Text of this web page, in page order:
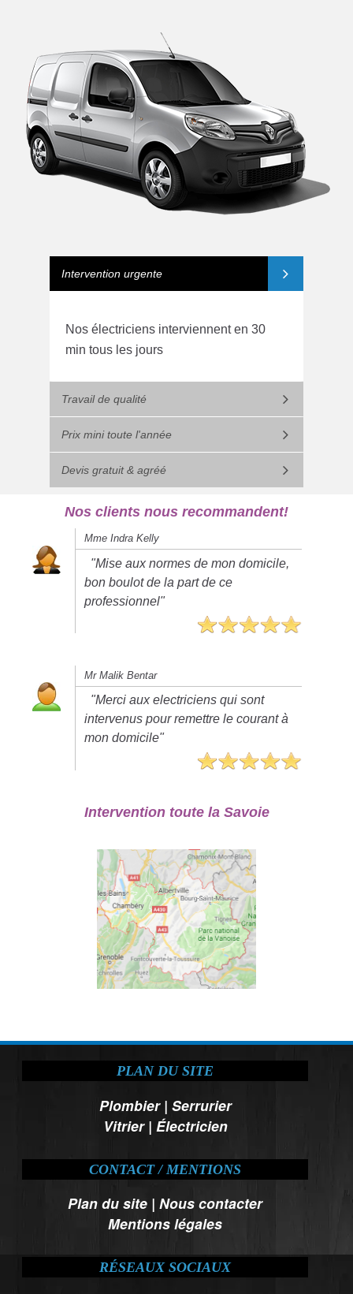
Intervention urgente
Nos électriciens interviennent en 30
min tous les jours
Travail de qualité
Prix mini toute l'année
Devis gratuit & agréé
Nos clients nous recommandent!
Mme Indra Kelly
"Mise aux normes de mon domicile,
bon boulot de la part de ce
professionnel"
Mr Malik Bentar
"Merci aux electriciens qui sont
intervenus pour remettre le courant à
mon domicile"
Intervention toute la Savoie
PLAN DU SITE
Plombier| Serrurier
Vitrier| Électricien
CONTACT / MENTIONS
Plan du site |Nous contacter
Mentions légales
RÉSEAUX SOCIAUX